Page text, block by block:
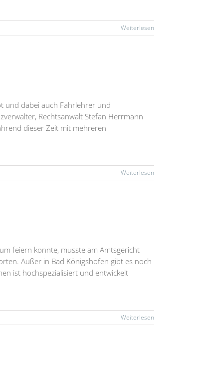
Weiterlesen
und dabei auch Fahrlehrer und
Rechtsanwalt Stefan Herrmann
dieser Zeit mit mehreren
Weiterlesen
feiern konnte, musste am Amtsgericht
Außer in Bad Königshofen gibt es noch
ist hochspezialisiert und entwickelt
Weiterlesen